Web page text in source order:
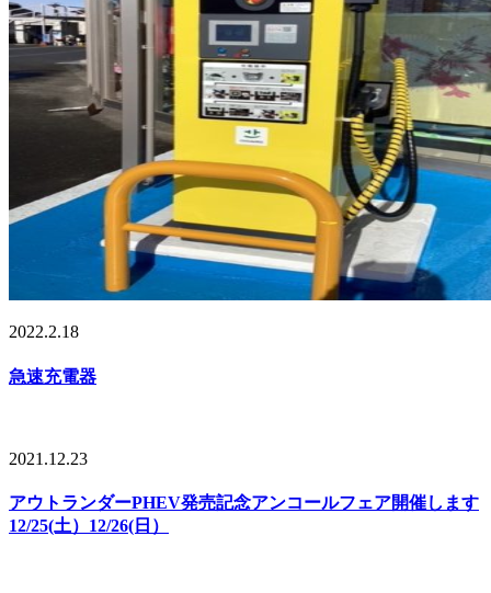
2022.2.18
急速充電器
2021.12.23
アウトランダーPHEV発売記念アンコールフェア開催します
12/25(土）12/26(日）